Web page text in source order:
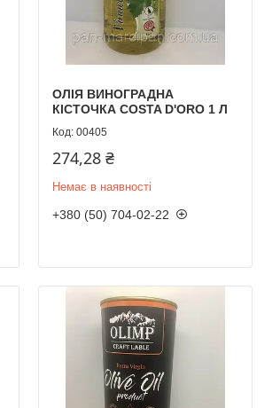
ОЛІЯ ВИНОГРАДНА
КІСТОЧКА COSTA D'ORO 1 Л
00405
274,28 ₴
Немає в наявності
+380 (50) 704-02-22